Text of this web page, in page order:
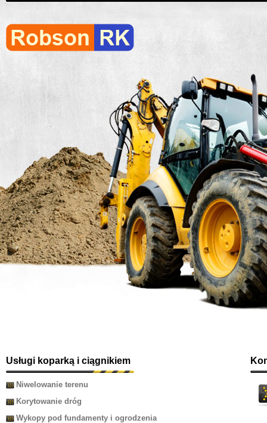
Usługi koparką i ciągnikiem
Niwelowanie terenu
Korytowanie dróg
Wykopy pod fundamenty i ogrodzenia